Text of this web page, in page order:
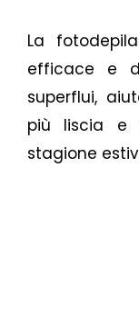
La
efficace e
superflui,
più liscia e
stagione